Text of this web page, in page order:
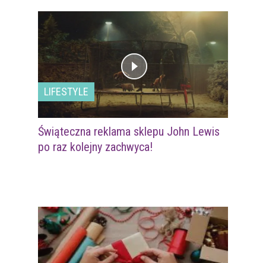
LIFESTYLE
Świąteczna reklama sklepu John Lewis
po raz kolejny zachwyca!